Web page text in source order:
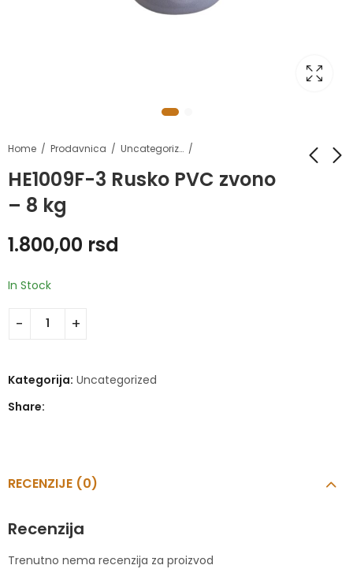
Home Prodavnica Uncategorized
HE1009F-3 Rusko PVC zvono
– 8 kg
1.800,00 rsd
In Stock
Kategorija: Uncategorized
Share:
RECENZIJE (0)
Recenzija
Trenutno nema recenzija za proizvod